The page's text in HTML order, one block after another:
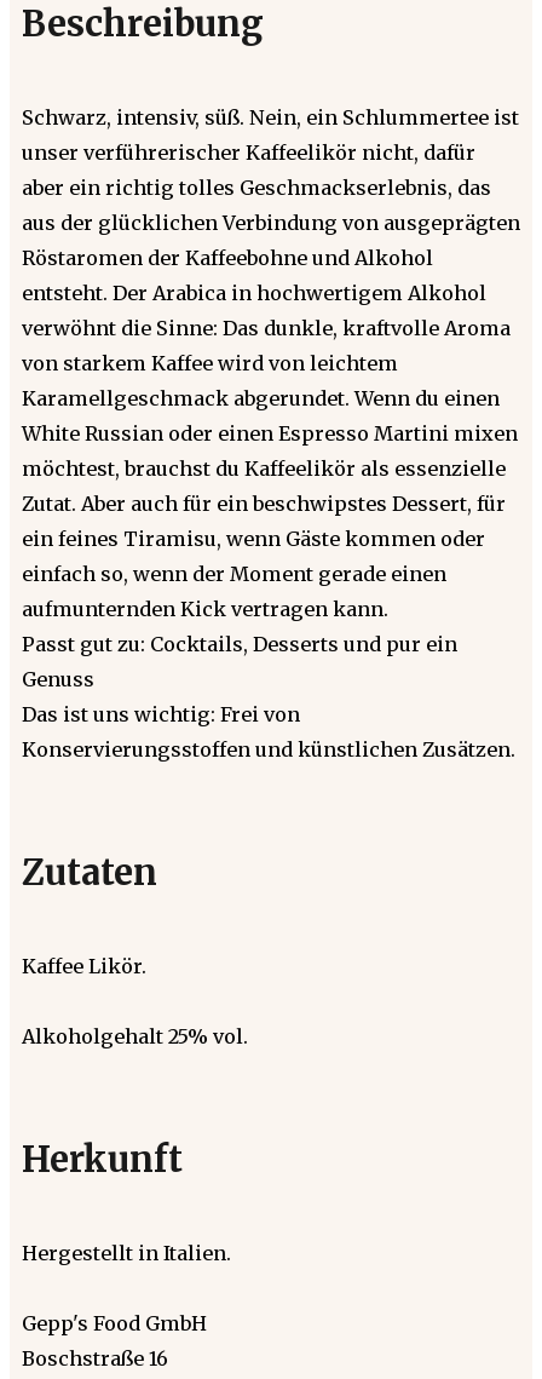
Beschreibung
Schwarz, intensiv, süß. Nein, ein Schlummertee ist
unser verführerischer Kaffeelikör nicht, dafür
aber ein richtig tolles Geschmackserlebnis, das
aus der glücklichen Verbindung von ausgeprägten
Röstaromen der Kaffeebohne und Alkohol
entsteht. Der Arabica in hochwertigem Alkohol
verwöhnt die Sinne: Das dunkle, kraftvolle Aroma
von starkem Kaffee wird von leichtem
Karamellgeschmack abgerundet. Wenn du einen
White Russian oder einen Espresso Martini mixen
möchtest, brauchst du Kaffeelikör als essenzielle
Zutat. Aber auch für ein beschwipstes Dessert, für
ein feines Tiramisu, wenn Gäste kommen oder
einfach so, wenn der Moment gerade einen
aufmunternden Kick vertragen kann.
Passt gut zu: Cocktails, Desserts und pur ein
Genuss
Das ist uns wichtig: Frei von
Konservierungsstoffen und künstlichen Zusätzen.
Zutaten
Kaffee Likör.
Alkoholgehalt 25% vol.
Herkunft
Hergestellt in Italien.
Gepp's Food GmbH
Boschstraße 16